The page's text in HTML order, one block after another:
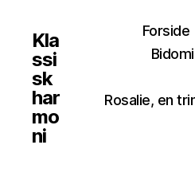
Kla
ssi
sk
har
mo
ni
Forside
Rosalie, en